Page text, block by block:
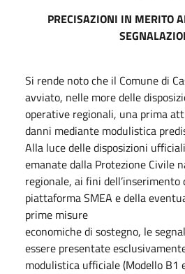
PRECISAZIONI IN MERITO
Si rende noto che il Comune di
avviato, nelle more delle
operative regionali, una prima
danni mediante modulistica
Alla luce delle disposizioni
emanate dalla Protezione Civile
regionale, ai fini
piattaforma SMEA e della
prime misure
economiche di sostegno, le
essere presentate
modulistica ufficiale (Modello B1